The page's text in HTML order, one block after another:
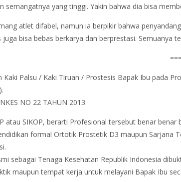
semangatnya yang tinggi. Yakin bahwa dia bisa
atlet difabel, namun ia berpikir bahwa
juga bisa bebas berkarya dan berprestasi. Semuanya
Kaki Palsu / Kaki Tiruan / Prostesis Bapak Ibu pada
NO 22 TAHUN 2013.
atau SIKOP, berarti Profesional tersebut benar
formal Ortotik Prostetik D3 maupun Sarjana
sebagai Tenaga Kesehatan Republik Indonesia
maupun tempat kerja untuk melayani Bapak Ibu